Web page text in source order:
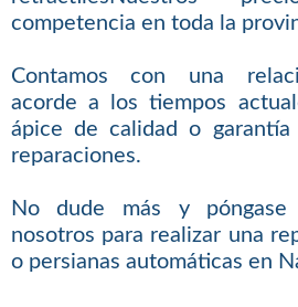
competencia en toda la
Contamos con una
acorde a los tiempos
ápice de calidad o
reparaciones.
No dude más y
nosotros para realizar una
o persianas automáticas en